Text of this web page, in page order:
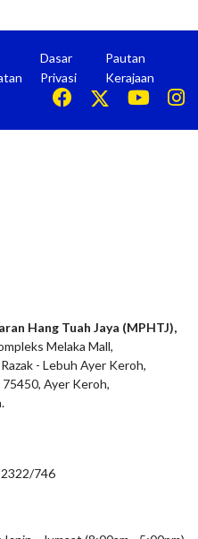
Dasar
Privasi
Pautan
Kerajaan
Hang Tuah Jaya (MPHTJ),
Melaka Mall,
- Lebuh Ayer Keroh,
75450, Ayer Keroh,
746